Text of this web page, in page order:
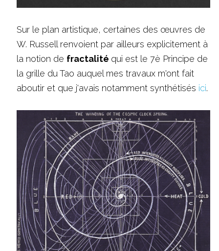
Sur le plan artistique, certaines des œuvres de
W. Russell renvoient par ailleurs explicitement à
la notion de fractalité qui est le 7è Principe de
la grille du Tao auquel mes travaux m'ont fait
aboutir et que j'avais notamment synthétisés ici.